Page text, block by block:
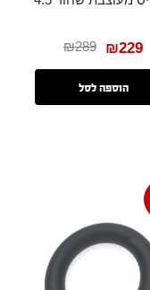
₪289 ₪229
הוספה לסל